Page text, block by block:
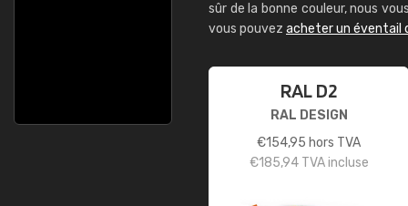
sûr de la bonne couleur, nous
vous pouvez acheter un éventail
RAL D2
RAL DESIGN
€154,95 hors TVA
€185,94TVA incluse